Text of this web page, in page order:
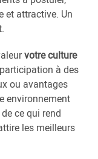
et attractive. Un
votre culture
à des
ou avantages
environnement
ce qui rend
les meilleurs